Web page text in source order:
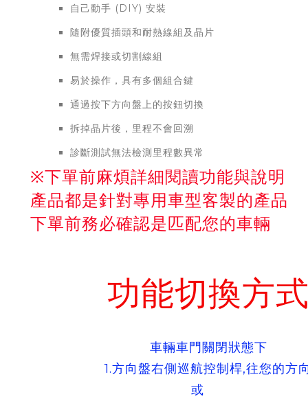
自己動手 (DIY) 安裝
隨附優質插頭和耐熱線組及晶片
無需焊接或切割線組
易於操作，具有多個組合鍵
通過按下方向盤上的按鈕切換
拆掉晶片後，里程不會回溯
診斷測試無法檢測里程數異常
※下單前麻煩詳細閱讀功能與說明
產品都是針對專用車型客製的產品
下單前務必確認是匹配您的車輛
功能切換方
車輛車門關閉狀態下
1.方向盤右側巡航控制桿,往您的方向
或